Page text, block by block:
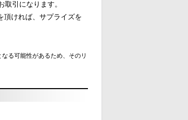
引になります。
頂ければ、サプライズを
る可能性があるため、そのリ